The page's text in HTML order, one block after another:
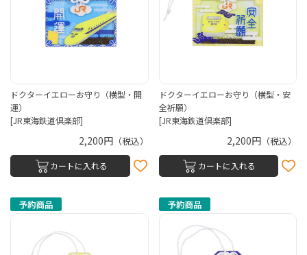
ドクターイエローお守り（横型・開
運）
[JR東海鉄道倶楽部]
2,200円（税込）
カートに入れる
ドクターイエローお守り（横型・安
全祈願）
[JR東海鉄道倶楽部]
2,200円 （税込）
カートに入れる